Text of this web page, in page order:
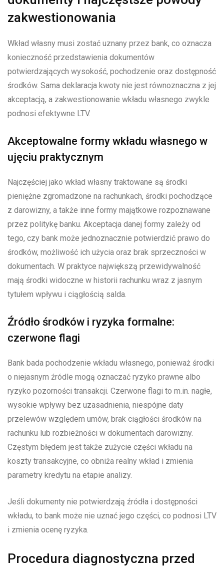
zakwestionowania
Wkład własny musi zostać uznany przez bank, co oznacza
konieczność przedstawienia dokumentów
potwierdzających wysokość, pochodzenie oraz dostępność
środków. Sama deklaracja kwoty nie jest równoznaczna z jej
akceptacją, a zakwestionowanie wkładu własnego zwykle
podnosi efektywne LTV.
Akceptowalne formy wkładu własnego w
ujęciu praktycznym
Najczęściej jako wkład własny traktowane są środki
pieniężne zgromadzone na rachunkach, środki pochodzące
z darowizny, a także inne formy majątkowe rozpoznawane
przez politykę banku. Akceptacja danej formy zależy od
tego, czy bank może jednoznacznie potwierdzić prawo do
środków, możliwość ich użycia oraz brak sprzeczności w
dokumentach. W praktyce największą przewidywalność
mają środki widoczne w historii rachunku wraz z jasnym
tytułem wpływu i ciągłością salda.
Źródło środków i ryzyka formalne:
czerwone flagi
Bank bada pochodzenie wkładu własnego, ponieważ środki
o niejasnym źródle mogą oznaczać ryzyko prawne albo
ryzyko pozorności transakcji. Czerwone flagi to m.in. nagłe,
wysokie wpływy bez uzasadnienia, niespójne daty
przelewów względem umów, brak ciągłości środków na
rachunku lub rozbieżności w dokumentach darowizny.
Częstym błędem jest także zużycie części wkładu na
koszty transakcyjne, co obniża realny wkład i zmienia
parametry kredytu na etapie analizy.
Jeśli dokumenty nie potwierdzają źródła i dostępności
wkładu, to bank może nie uznać jego części, co podnosi LTV
i zmienia ocenę ryzyka.
Procedura diagnostyczna przed